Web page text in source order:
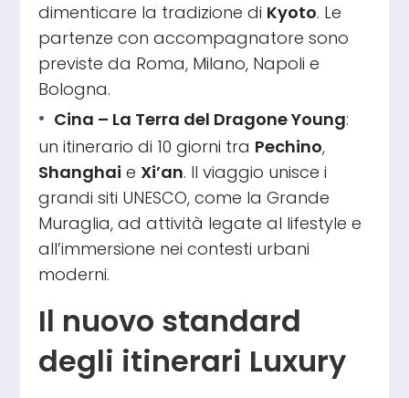
dimenticare la tradizione di Kyoto. Le
partenze con accompagnatore sono
previste da Roma, Milano, Napoli e
Bologna.
Cina – La Terra del Dragone Young:
un itinerario di 10 giorni tra Pechino,
Shanghai e Xi’an. Il viaggio unisce i
grandi siti UNESCO, come la Grande
Muraglia, ad attività legate al lifestyle e
all’immersione nei contesti urbani
moderni.
Il nuovo standard
degli itinerari Luxury